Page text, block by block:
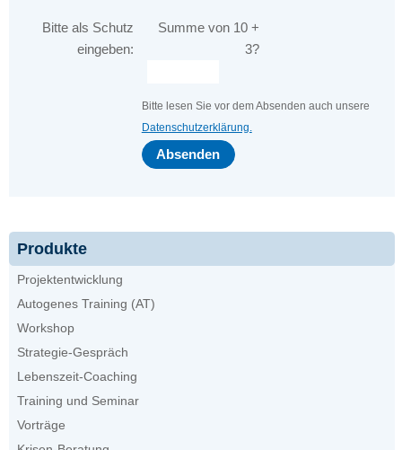
BitteBitte als Schutz
eingeben:
Summe von 10 +
3?
Bitte lesen Sie vor dem Absenden auch unsere
Datenschutzerklärung.
Produkte
Projektentwicklung
Autogenes Training (AT)
Workshop
Strategie-Gespräch
Lebenszeit-Coaching
Training und Seminar
Vorträge